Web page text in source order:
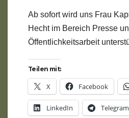
Ab sofort wird uns Frau
Hecht im Bereich Presse
Öffentlichkeitsarbeit
Teilen mit:
X Facebook
LinkedIn Telegram